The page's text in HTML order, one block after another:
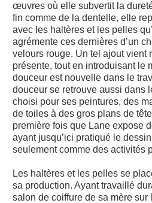
œuvres où elle subvertit la
fin comme de la dentelle, elle
avec les haltères et les pelles
agrémente ces dernières d’un
velours rouge. Un tel ajout vient
présente, tout en introduisant le
douceur est nouvelle dans le
douceur se retrouve aussi dans
choisi pour ses peintures, des
de toiles à des gros plans de
première fois que Lane expose
ayant jusqu’ici pratiqué le
seulement comme des activités
Les haltères et les pelles se
sa production. Ayant travaillé
salon de coiffure de sa mère sur